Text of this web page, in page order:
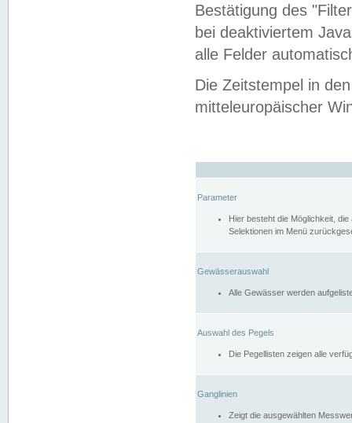
Bestätigung des
bei deaktiviertem
alle Felder
Die Zeitstempel in
mitteleuropäischer
Parameter
Hier besteht die Möglichkeit,
Selektionen im Menü
Gewässerauswahl
Alle Gewässer werden
Auswahl des Pegels
Die Pegellisten zeigen alle
Ganglinien
Zeigt die ausgewählten